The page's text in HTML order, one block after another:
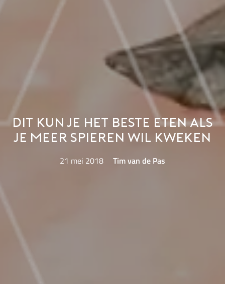
Dit kun je het beste eten als
je meer spieren wil kweken
21 mei 2018 Tim van de Pas